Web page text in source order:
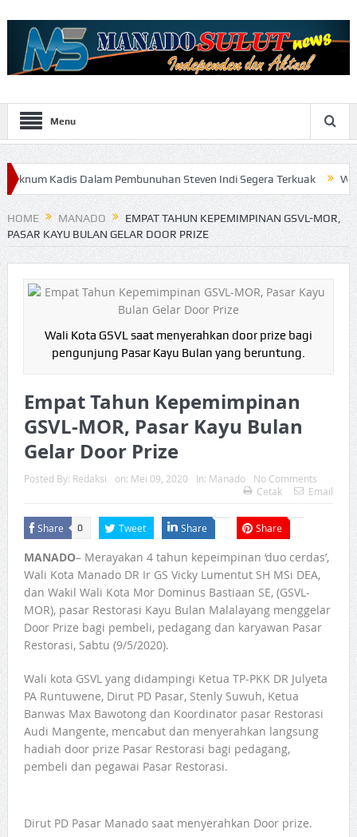
Menu
Dalam Pembunuhan Steven Indi Segera Terkuak Wali Kota
HOME MANADO
EMPAT TAHUN KEPEMIMPINAN GSVL-MOR,
PASAR KAYU BULAN GELAR DOOR PRIZE
Wali Kota GSVL saat menyerahkan door prize bagi
pengunjung Pasar Kayu Bulan yang beruntung.
Empat Tahun Kepemimpinan
GSVL-MOR, Pasar Kayu Bulan
Gelar Door Prize
Posted By: Redaksi on: Mei 09, 2020 In: Manado
No Comments
Cetak
Email
Share 0 Tweet Share Share
MANADO– Merayakan 4 tahun kepeimpinan ‘duo cerdas’,
Wali Kota Manado DR Ir GS Vicky Lumentut SH MSi DEA,
dan Wakil Wali Kota Mor Dominus Bastiaan SE, (GSVL-
MOR), pasar Restorasi Kayu Bulan Malalayang menggelar
Door Prize bagi pembeli, pedagang dan karyawan Pasar
Restorasi, Sabtu (9/5/2020).
Wali kota GSVL yang didampingi Ketua TP-PKK DR Julyeta
PA Runtuwene, Dirut PD Pasar, Stenly Suwuh, Ketua
Banwas Max Bawotong dan Koordinator pasar Restorasi
Audi Mangente, mencabut dan menyerahkan langsung
hadiah door prize Pasar Restorasi bagi pedagang,
pembeli dan pegawai Pasar Restorasi.
Dirut PD Pasar Manado saat menyerahkan Door prize.